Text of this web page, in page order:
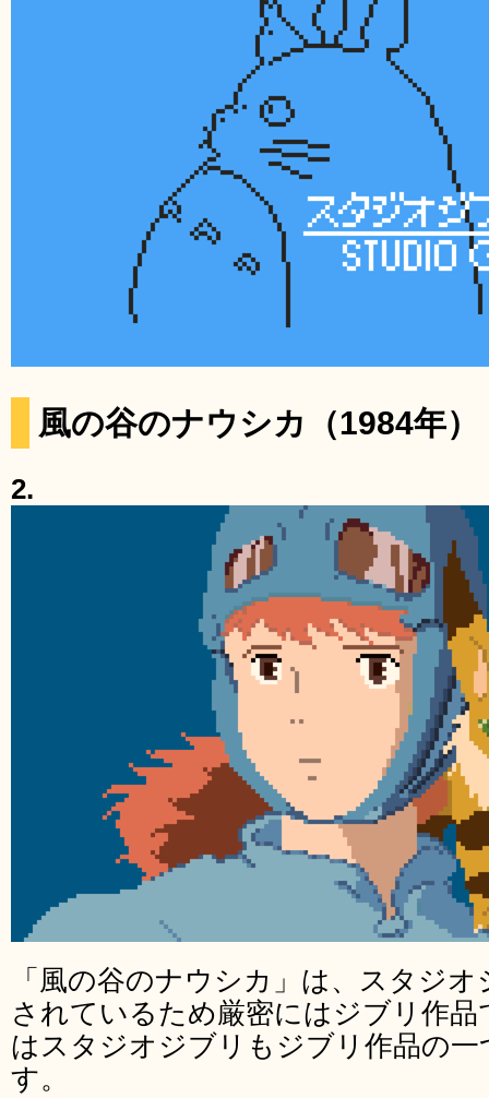
風の谷のナウシカ（1984年）
2.
「風の谷のナウシカ」は、スタジ
されているため厳密にはジブリ作
はスタジオジブリもジブリ作品の
す。